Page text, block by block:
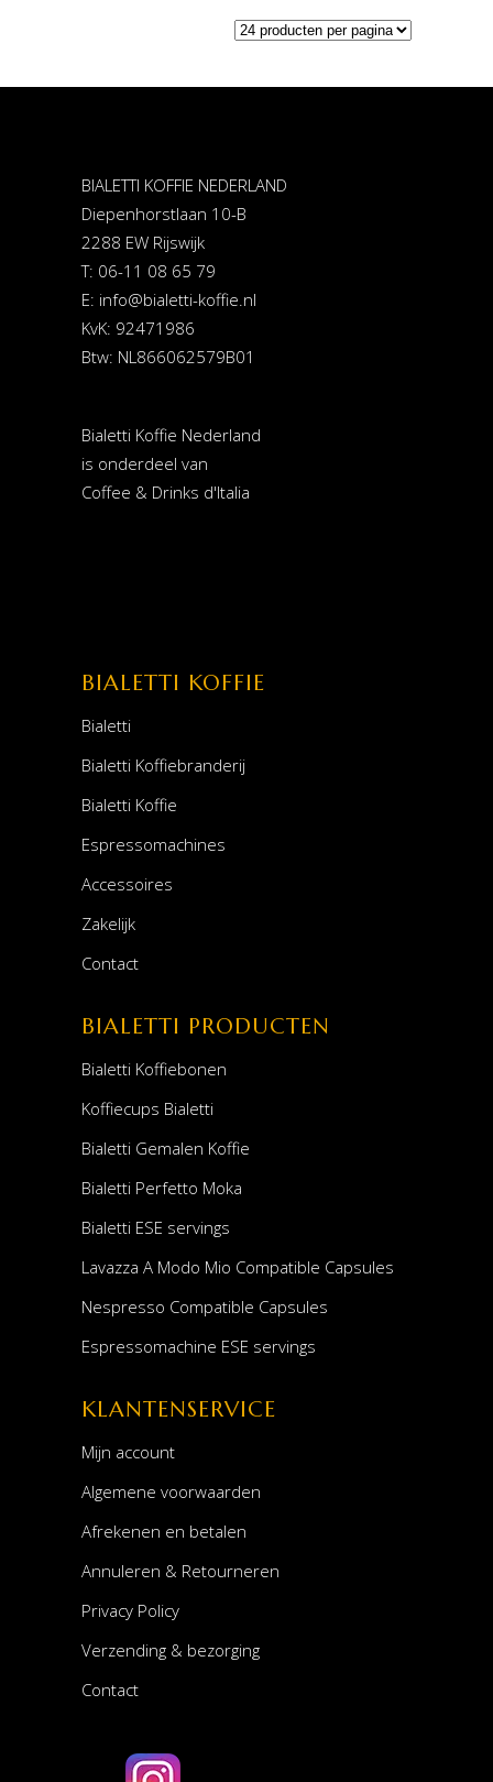
BIALETTI KOFFIE NEDERLAND
Diepenhorstlaan 10-B
2288 EW Rijswijk
T: 06-11 08 65 79
E: info@bialetti-koffie.nl
KvK: 92471986
Btw: NL866062579B01
Bialetti Koffie Nederland
is onderdeel van
Coffee & Drinks d'Italia
BIALETTI KOFFIE
Bialetti
Bialetti Koffiebranderij
Bialetti Koffie
Espressomachines
Accessoires
Zakelijk
Contact
BIALETTI PRODUCTEN
Bialetti Koffiebonen
Koffiecups Bialetti
Bialetti Gemalen Koffie
Bialetti Perfetto Moka
Bialetti ESE servings
Lavazza A Modo Mio Compatible Capsules
Nespresso Compatible Capsules
Espressomachine ESE servings
KLANTENSERVICE
Mijn account
Algemene voorwaarden
Afrekenen en betalen
Annuleren & Retourneren
Privacy Policy
Verzending & bezorging
Contact